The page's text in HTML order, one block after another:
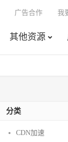
其他资源
广告合作 我
分类
CDN加速